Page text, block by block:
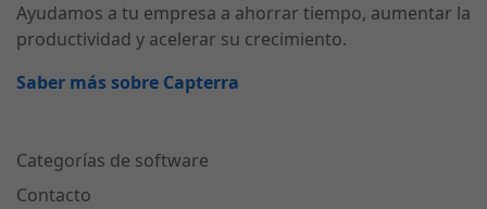
Ayudamos a tu empresa a ahorrar tiempo, aumentar la
productividad y acelerar su crecimiento.
Saber más sobre Capterra
Categorías de software
Contacto